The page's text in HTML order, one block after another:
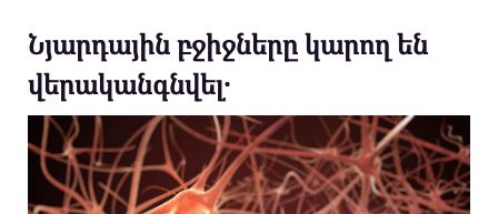
Նյարդային բջիջները կարող են
վերականգնվել․